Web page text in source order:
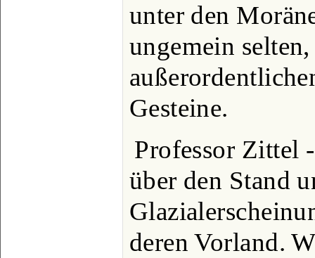
unter den
ungemein
Gesteine.
Professor Zittel
über den Stand
deren Vorland.